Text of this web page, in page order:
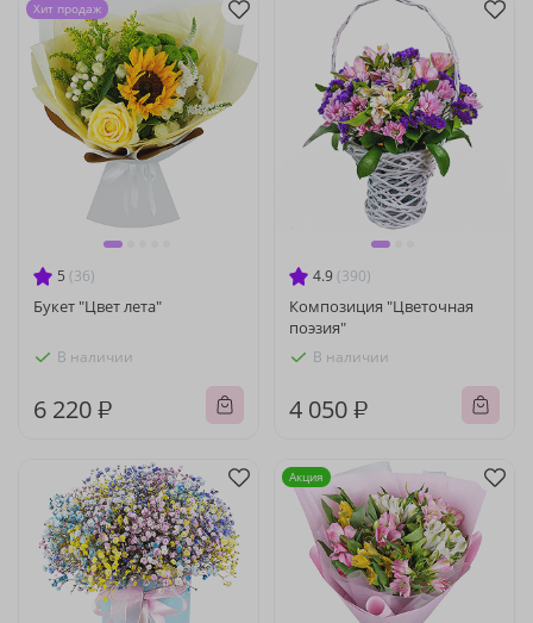
5 (36)
Букет "Цвет лета"
В наличии
6 220 ₽
Хит продаж
4.9 (390)
Композиция "Цветочная
поэзия"
В наличии
4 050 ₽
Акция